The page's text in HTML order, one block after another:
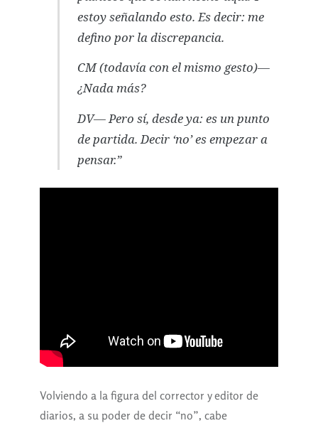
estoy señalando esto. Es decir: me
defino por la discrepancia.
CM (todavía con el mismo gesto)—
¿Nada más?
DV— Pero sí, desde ya: es un punto
de partida. Decir ‘no’ es empezar a
pensar.”
Volviendo a la figura del corrector y editor de
diarios, a su poder de decir “no”, cabe